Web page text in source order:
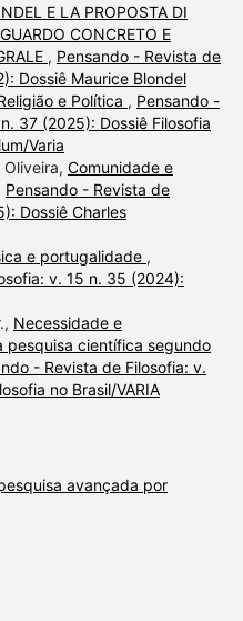
E LA PROPOSTA DI
CONCRETO E
, Pensando - Revista de
Dossiê Maurice Blondel
e Política , Pensando -
37 (2025): Dossiê Filosofia
Varia
Comunidade e
Pensando - Revista de
Dossiê Charles
e portugalidade ,
v. 15 n. 35 (2024):
Necessidade e
pesquisa científica segundo
- Revista de Filosofia: v.
no Brasil/VARIA
avançada por